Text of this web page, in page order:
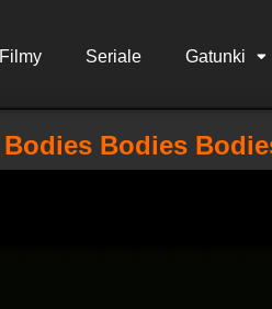
Filmy Seriale Gatunki
Bodies Bodies